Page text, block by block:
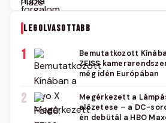
LEGOLVASOTTABB
1
Bemutatkozott
ZEISS
még idén Európában
2
Megérkezett a
előzetese – a DC-
én debütál a HBO